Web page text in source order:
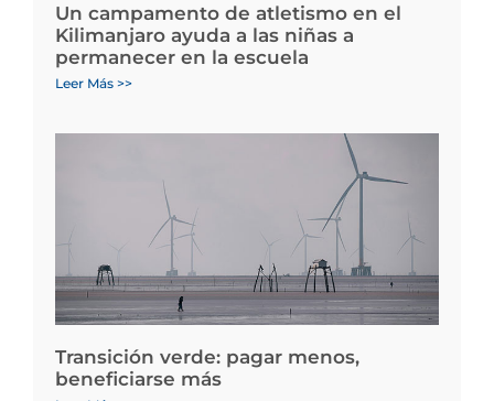
Un campamento de atletismo en el
Kilimanjaro ayuda a las niñas a
permanecer en la escuela
Leer Más >>
Transición verde: pagar menos,
beneficiarse más